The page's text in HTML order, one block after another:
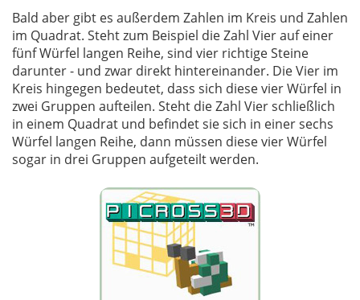
Bald aber gibt es außerdem Zahlen im Kreis und Zahlen
im Quadrat. Steht zum Beispiel die Zahl Vier auf einer
fünf Würfel langen Reihe, sind vier richtige Steine
darunter - und zwar direkt hintereinander. Die Vier im
Kreis hingegen bedeutet, dass sich diese vier Würfel in
zwei Gruppen aufteilen. Steht die Zahl Vier schließlich
in einem Quadrat und befindet sie sich in einer sechs
Würfel langen Reihe, dann müssen diese vier Würfel
sogar in drei Gruppen aufgeteilt werden.